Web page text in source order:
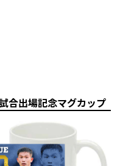
合出場記念マグカップ